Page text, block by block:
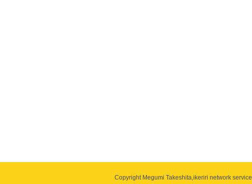
Copyright Megumi Takeshita,ikeriri network service